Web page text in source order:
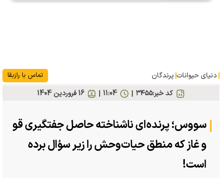
دنیای حیوانات پرندگان تماس با رازبقا
کد خبر:۳۴۵۵ 16 فروردين 1404 11:04
سووس؛ پرنده‌ای ناشناخته حاصل جفتگیری قو
و غاز که منطق حیات‌وحش را زیر سؤال برده
است!